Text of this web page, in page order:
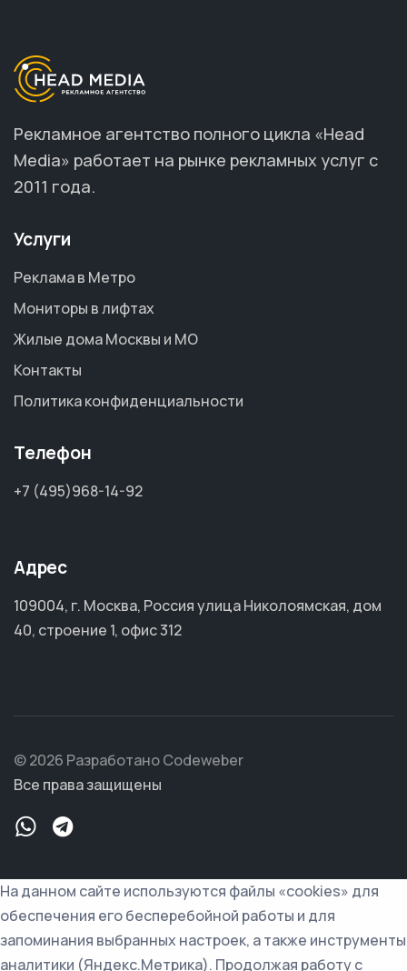
Рекламное агентство полного цикла «Head
Media» работает на рынке рекламных услуг с
2011 года.
Услуги
Реклама в Метро
Мониторы в лифтах
Жилые дома Москвы и МО
Контакты
Политика конфиденциальности
Телефон
+7 (495)968-14-92
Адрес
109004, г. Москва, Россия улица Николоямская, дом
40, строение 1, офис 312
© 2026 Разработано Codeweber
Все права защищены
На данном сайте используются файлы «cookies» для
обеспечения его бесперебойной работы и для
запоминания выбранных настроек, а также инструменты
аналитики (Яндекс.Метрика). Продолжая работу с